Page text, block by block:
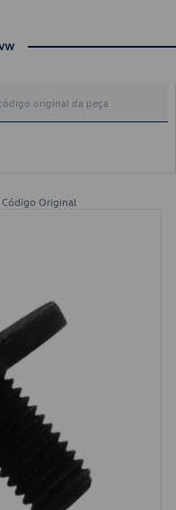
Código Original